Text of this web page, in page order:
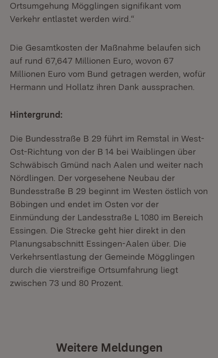
Ortsumgehung Mögglingen signifikant vom
Verkehr entlastet werden wird.“
Die Gesamtkosten der Maßnahme belaufen sich
auf rund 67,647 Millionen Euro, wovon 67
Millionen Euro vom Bund getragen werden, wofür
Hermann und Hollatz ihren Dank aussprachen.
Hintergrund:
Die Bundesstraße B 29 führt im Remstal in West-
Ost-Richtung von der B 14 bei Waiblingen über
Schwäbisch Gmünd nach Aalen und weiter nach
Nördlingen. Der vorgesehene Neubau der
Bundesstraße B 29 beginnt im Westen östlich von
Böbingen und endet im Osten vor der
Einmündung der Landesstraße L 1080 im Bereich
Essingen. Die Strecke geht hier direkt in den
Planungsabschnitt Essingen-Aalen über. Die
Verkehrsentlastung der Gemeinde Mögglingen
durch die vierstreifige Ortsumfahrung liegt
zwischen 73 und 80 Prozent.
Weitere Meldungen